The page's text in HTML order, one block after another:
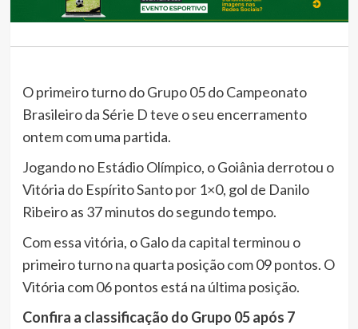
O primeiro turno do Grupo 05 do Campeonato
Brasileiro da Série D teve o seu encerramento
ontem com uma partida.
Jogando no Estádio Olímpico, o Goiânia derrotou o
Vitória do Espírito Santo por 1×0, gol de Danilo
Ribeiro as 37 minutos do segundo tempo.
Com essa vitória, o Galo da capital terminou o
primeiro turno na quarta posição com 09 pontos. O
Vitória com 06 pontos está na última posição.
Confira a classificação do Grupo 05 após 7